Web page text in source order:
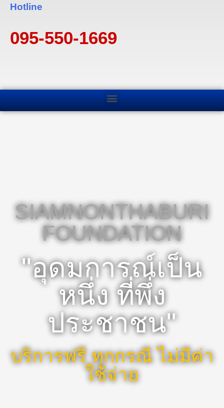
Hotline
095-550-1669
SIAMNONTHABURI
FOUNDATION
"อุดมการณ์เป็น
หนึ่ง ที่พึ่ง
ประชาชน"
บริการฟรี ทุกกรณี ไม่มีค่า
ใช้จ่าย